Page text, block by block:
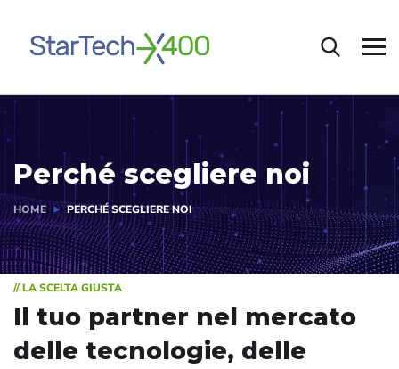
Perché scegliere noi
HOME PERCHÉ SCEGLIERE NOI
// LA SCELTA GIUSTA
Il tuo partner nel mercato
delle tecnologie, delle